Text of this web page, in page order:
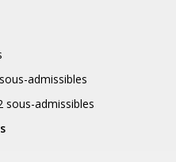
admissibles
sous-admissibles